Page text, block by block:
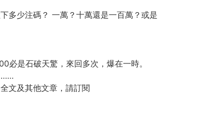
多少注碼？ 一萬？十萬還是一百萬？或是
是石破天驚，來回多次，爆在一時。
……
全文及其他文章，請訂閱